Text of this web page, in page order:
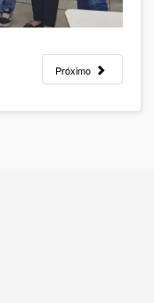
Próximo